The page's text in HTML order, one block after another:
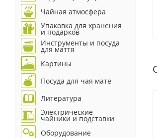
Чайная атмосфера
Упаковка для хранения
и подарков
Инструменты и посуда
для маття
Картины
Посуда для чая мате
Литература
Электрические
чайники и подставки
Оборудование